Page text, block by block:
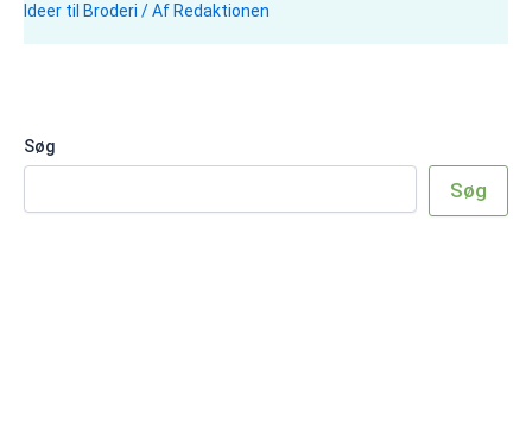
Ideer til Broderi / Af Redaktionen
Søg
Søg